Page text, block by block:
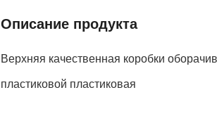
Описание продукта
Верхняя качественная коробки
пластиковой пластиковая